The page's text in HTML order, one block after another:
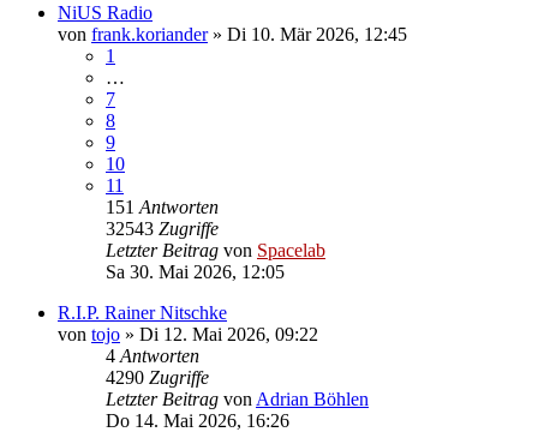
NiUS Radio
von frank.koriander» Di 10. Mär 2026, 12:45
1
…
7
8
9
10
11
151 Antworten
32543 Zugriffe
Letzter Beitrag von Spacelab
Sa 30. Mai 2026, 12:05
R.I.P. Rainer Nitschke
von tojo » Di 12. Mai 2026, 09:22
4 Antworten
4290 Zugriffe
Letzter Beitrag von Adrian Böhlen
Do 14. Mai 2026, 16:26